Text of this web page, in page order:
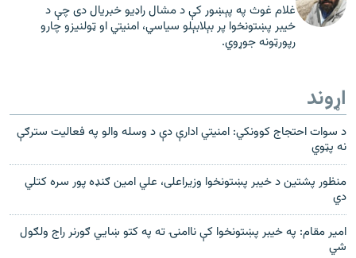
غلام غوث په پېښور کې د مشال راډیو خبریال دی چې د
خیبر پښتونخوا پر بېلابېلو سیاسي، امنیتي او ټولنیزو چارو
رپورټونه جوړوي.
اړوند
د سوات احتجاج کوونکي: امنيتي ادارې دې د وسله والو په فعاليت سترګې
نه پټوي
منظور پشتين د خیبر پښتونخوا وزیراعلی، علي امین ګنډه پور سره کتلي
دي
امیر مقام: په خیبر پښتونخوا کې ناامنۍ ته په کتو ښایي ګورنر راج ولګول
شي